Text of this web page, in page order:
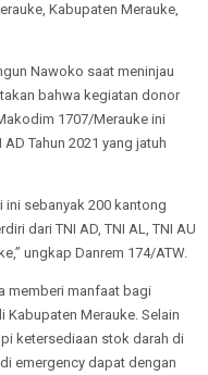
Kabupaten Merauke,
Nawoko saat meninjau
bahwa kegiatan donor
1707/Merauke ini
Tahun 2021 yang jatuh
ini sebanyak 200 kantong
dari TNI AD, TNI AL, TNI AU
ungkap Danrem 174/ATW.
memberi manfaat bagi
Kabupaten Merauke. Selain
ketersediaan stok darah di
emergency dapat dengan